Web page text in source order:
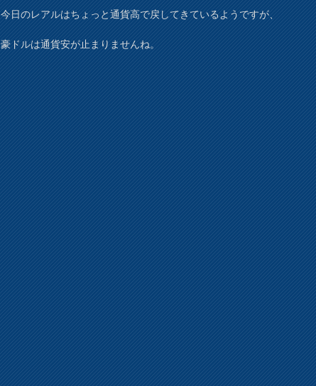
今日のレアルはちょっと通貨高で戻してきているようですが、
豪ドルは通貨安が止まりませんね。